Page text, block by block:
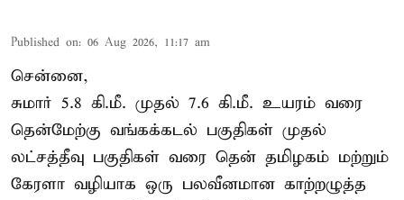
Published on: 06 Aug 2026, 11:17 am
சென்னை,
சுமார் 5.8 கி.மீ. முதல் 7.6 கி.மீ. உயரம் வரை
தென்மேற்கு வங்கக்கடல் பகுதிகள் முதல்
லட்சத்தீவு பகுதிகள் வரை தென் தமிழகம் மற்றும்
கேரளா வழியாக ஒரு பலவீனமான காற்றழுத்த